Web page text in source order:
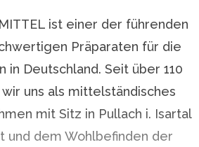
ist einer der führenden
Präparaten für die
in Deutschland. Seit über 110
uns als mittelständisches
mit Sitz in Pullach i. Isartal
und dem Wohlbefinden der